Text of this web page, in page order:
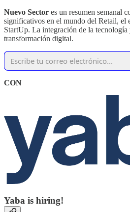
Nuevo Sector es un resumen semanal
significativos en el mundo del Retail, el
StartUp. La integración de la tecnología
transformación digital.
CON
Yaba is hiring!